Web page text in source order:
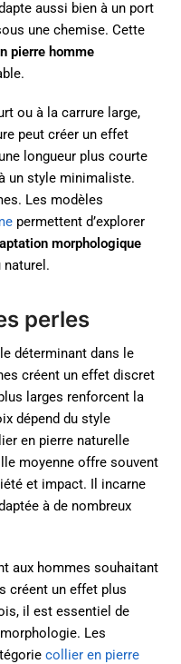
aussi bien à un port
une chemise. Cette
pierre homme
ou à la carrure large,
peut créer un effet
longueur plus courte
un style minimaliste.
Les modèles
permettent d’explorer
morphologique
naturel.
perles
déterminant dans le
créent un effet discret
larges renforcent la
dépend du style
en pierre naturelle
moyenne offre souvent
et impact. Il incarne
à de nombreux
aux hommes souhaitant
créent un effet plus
il est essentiel de
Les
collier en pierre